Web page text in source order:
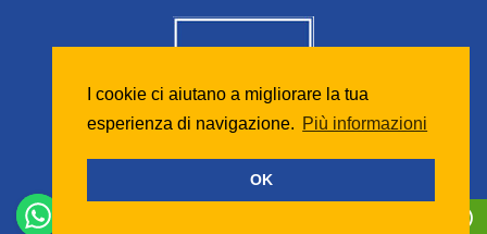
I cookie ci aiutano a migliorare la tua
esperienza di navigazione. Più informazioni
OK